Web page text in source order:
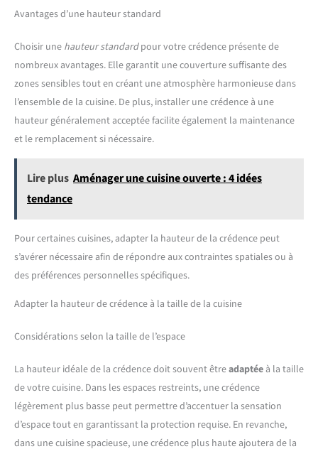
Avantages d’une hauteur standard
Choisir une hauteur standardpour votre crédence présente de
nombreux avantages. Elle garantit une couverture suffisante des
zones sensibles tout en créant une atmosphère harmonieuse dans
l’ensemble de la cuisine. De plus, installer une crédence à une
hauteur généralement acceptée facilite également la maintenance
et le remplacement si nécessaire.
Lire plus Aménager une cuisine ouverte : 4 idées
tendance
Pour certaines cuisines, adapter la hauteur de la crédence peut
s’avérer nécessaire afin de répondre aux contraintes spatiales ou à
des préférences personnelles spécifiques.
Adapter la hauteur de crédence à la taille de la cuisine
Considérations selon la taille de l’espace
La hauteur idéale de la crédence doit souvent êtreadaptéeà la taille
de votre cuisine. Dans les espaces restreints, une crédence
légèrement plus basse peut permettre d’accentuer la sensation
d’espace tout en garantissant la protection requise. En revanche,
dans une cuisine spacieuse, une crédence plus haute ajoutera de la